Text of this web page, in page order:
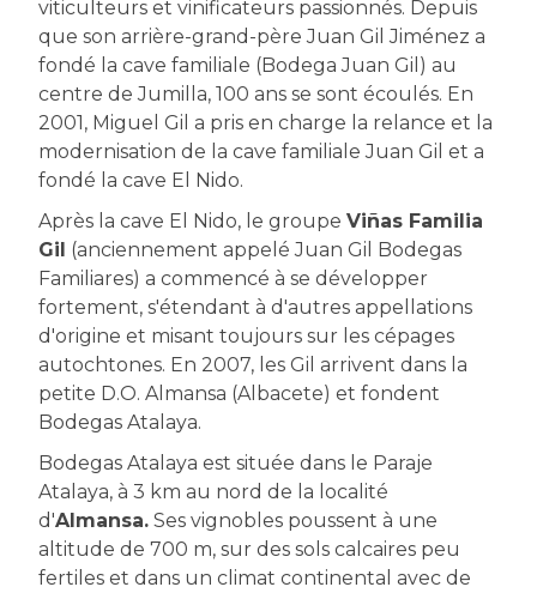
viticulteurs et vinificateurs passionnés. Depuis
que son arrière-grand-père Juan Gil Jiménez a
fondé la cave familiale (Bodega Juan Gil) au
centre de Jumilla, 100 ans se sont écoulés. En
2001, Miguel Gil a pris en charge la relance et la
modernisation de la cave familiale Juan Gil et a
fondé la cave El Nido.
Après la cave El Nido, le groupe Viñas Familia
Gil (anciennement appelé Juan Gil Bodegas
Familiares) a commencé à se développer
fortement, s'étendant à d'autres appellations
d'origine et misant toujours sur les cépages
autochtones. En 2007, les Gil arrivent dans la
petite D.O. Almansa (Albacete) et fondent
Bodegas Atalaya.
Bodegas Atalaya est située dans le Paraje
Atalaya, à 3 km au nord de la localité
d'Almansa. Ses vignobles poussent à une
altitude de 700 m, sur des sols calcaires peu
fertiles et dans un climat continental avec de